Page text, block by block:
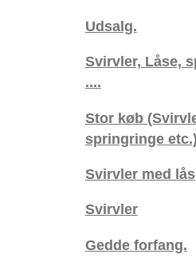
Udsalg.
Svirvler, Låse,
....
Stor køb
springringe etc.)
Svirvler med lås
Svirvler
Gedde forfang.